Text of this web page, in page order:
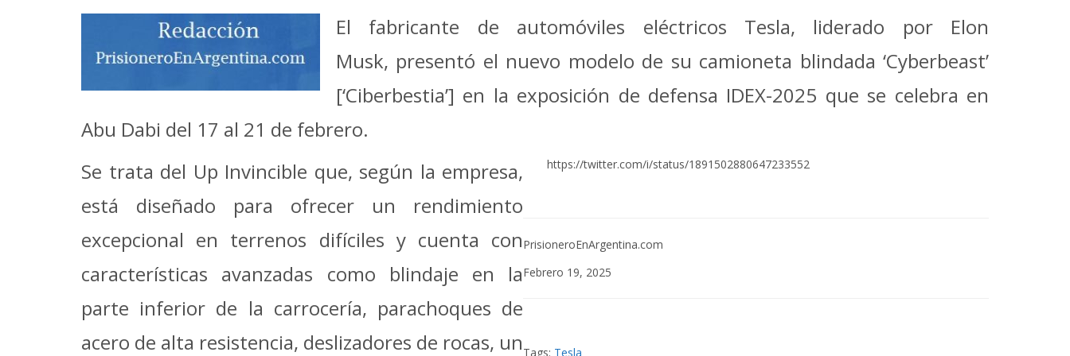
El fabricante de automóviles eléctricos Tesla, liderado por Elon
Musk, presentó el nuevo modelo de su camioneta blindada ‘Cyberbeast’
[‘Ciberbestia’] en la exposición de defensa IDEX-2025 que se celebra en
Abu Dabi del 17 al 21 de febrero.
Se trata del Up Invincible que, según la empresa,
está diseñado para ofrecer un rendimiento
excepcional en terrenos difíciles y cuenta con
características avanzadas como blindaje en la
parte inferior de la carrocería, parachoques de
acero de alta resistencia, deslizadores de rocas, un
https://twitter.com/i/status/1891502880647233552
PrisioneroEnArgentina.com
Febrero 19, 2025
Tags: Tesla